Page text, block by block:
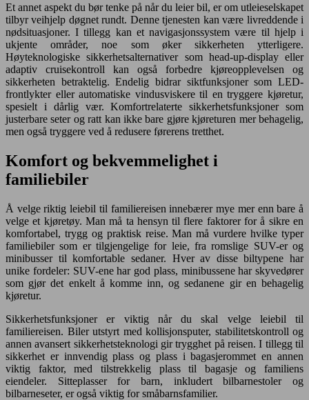
Et annet aspekt du bør tenke på når du leier bil, er om utleieselskapet
tilbyr veihjelp døgnet rundt. Denne tjenesten kan være livreddende i
nødsituasjoner. I tillegg kan et navigasjonssystem være til hjelp i
ukjente områder, noe som øker sikkerheten ytterligere.
Høyteknologiske sikkerhetsalternativer som head-up-display eller
adaptiv cruisekontroll kan også forbedre kjøreopplevelsen og
sikkerheten betraktelig. Endelig bidrar siktfunksjoner som LED-
frontlykter eller automatiske vindusviskere til en tryggere kjøretur,
spesielt i dårlig vær. Komfortrelaterte sikkerhetsfunksjoner som
justerbare seter og ratt kan ikke bare gjøre kjøreturen mer behagelig,
men også tryggere ved å redusere førerens tretthet.
Komfort og bekvemmelighet i
familiebiler
Å velge riktig leiebil til familiereisen innebærer mye mer enn bare å
velge et kjøretøy. Man må ta hensyn til flere faktorer for å sikre en
komfortabel, trygg og praktisk reise. Man må vurdere hvilke typer
familiebiler som er tilgjengelige for leie, fra romslige SUV-er og
minibusser til komfortable sedaner. Hver av disse biltypene har
unike fordeler: SUV-ene har god plass, minibussene har skyvedører
som gjør det enkelt å komme inn, og sedanene gir en behagelig
kjøretur.
Sikkerhetsfunksjoner er viktig når du skal velge leiebil til
familiereisen. Biler utstyrt med kollisjonsputer, stabilitetskontroll og
annen avansert sikkerhetsteknologi gir trygghet på reisen. I tillegg til
sikkerhet er innvendig plass og plass i bagasjerommet en annen
viktig faktor, med tilstrekkelig plass til bagasje og familiens
eiendeler. Sitteplasser for barn, inkludert bilbarnestoler og
bilbarneseter, er også viktig for småbarnsfamilier.